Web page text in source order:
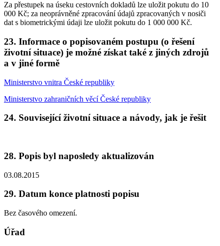
Za přestupek na úseku cestovních dokladů lze uložit pokutu do 10
000 Kč; za neoprávněné zpracování údajů zpracovaných v nosiči
dat s biometrickými údaji lze uložit pokutu do 1 000 000 Kč.
23. Informace o popisovaném postupu (o řešení
životní situace) je možné získat také z jiných zdrojů
a v jiné formě
Ministerstvo vnitra České republiky
Ministerstvo zahraničních věcí České republiky
24. Související životní situace a návody, jak je řešit
28. Popis byl naposledy aktualizován
03.08.2015
29. Datum konce platnosti popisu
Bez časového omezení.
Úřad